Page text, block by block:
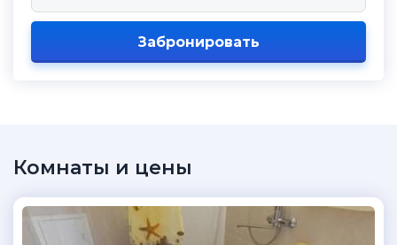
Забронировать
Комнаты и цены